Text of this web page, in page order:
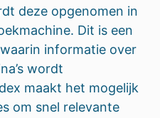
deze opgenomen in
Dit is een
informatie over
wordt
maakt het mogelijk
om snel relevante